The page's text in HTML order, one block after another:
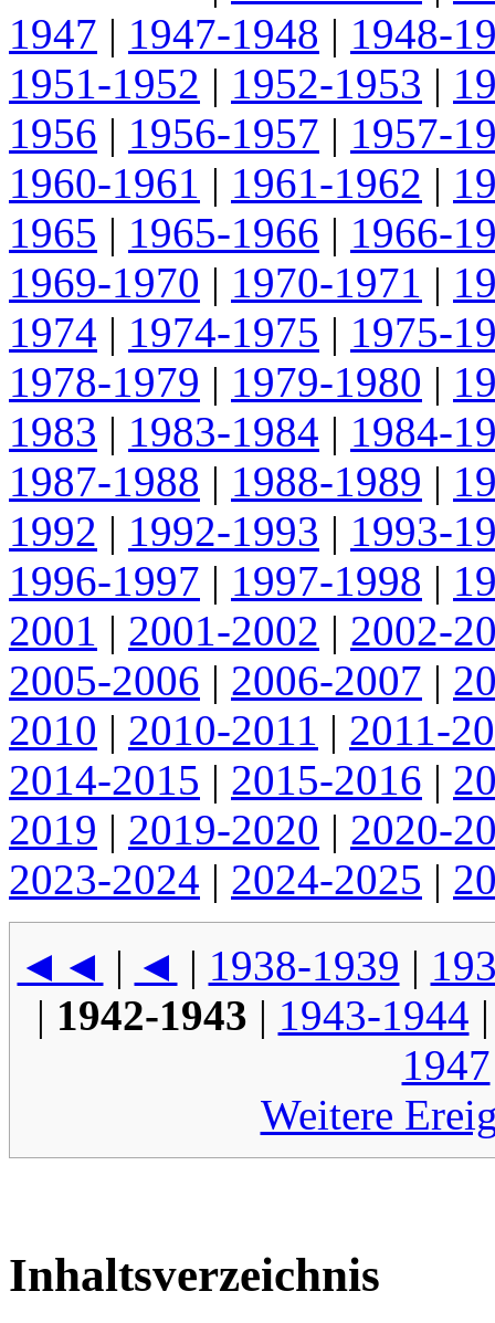
1947 | 1947-1948 | 1948-
1951-1952 | 1952-1953 |
1956 | 1956-1957 | 1957-
1960-1961 | 1961-1962 |
1965 | 1965-1966 | 1966-
1969-1970 | 1970-1971 |
1974 | 1974-1975 | 1975-
1978-1979 | 1979-1980 |
1983 | 1983-1984 | 1984-
1987-1988 | 1988-1989 |
1992 | 1992-1993 | 1993-
1996-1997 | 1997-1998 |
2001 | 2001-2002 | 2002-
2005-2006 | 2006-2007 |
2010 | 2010-2011 | 2011-
2014-2015 | 2015-2016 |
2019 | 2019-2020 | 2020-
2023-2024 | 2024-2025 |
◄◄ | ◄ | 1938-1939 |
| 1942-1943 | 1943-1944
1947
Weitere
Inhaltsverzeichnis